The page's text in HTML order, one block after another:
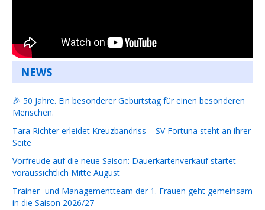
NEWS
🎉 50 Jahre. Ein besonderer Geburtstag für einen besonderen
Menschen.
Tara Richter erleidet Kreuzbandriss – SV Fortuna steht an ihrer
Seite
Vorfreude auf die neue Saison: Dauerkartenverkauf startet
voraussichtlich Mitte August
Trainer- und Managementteam der 1. Frauen geht gemeinsam
in die Saison 2026/27